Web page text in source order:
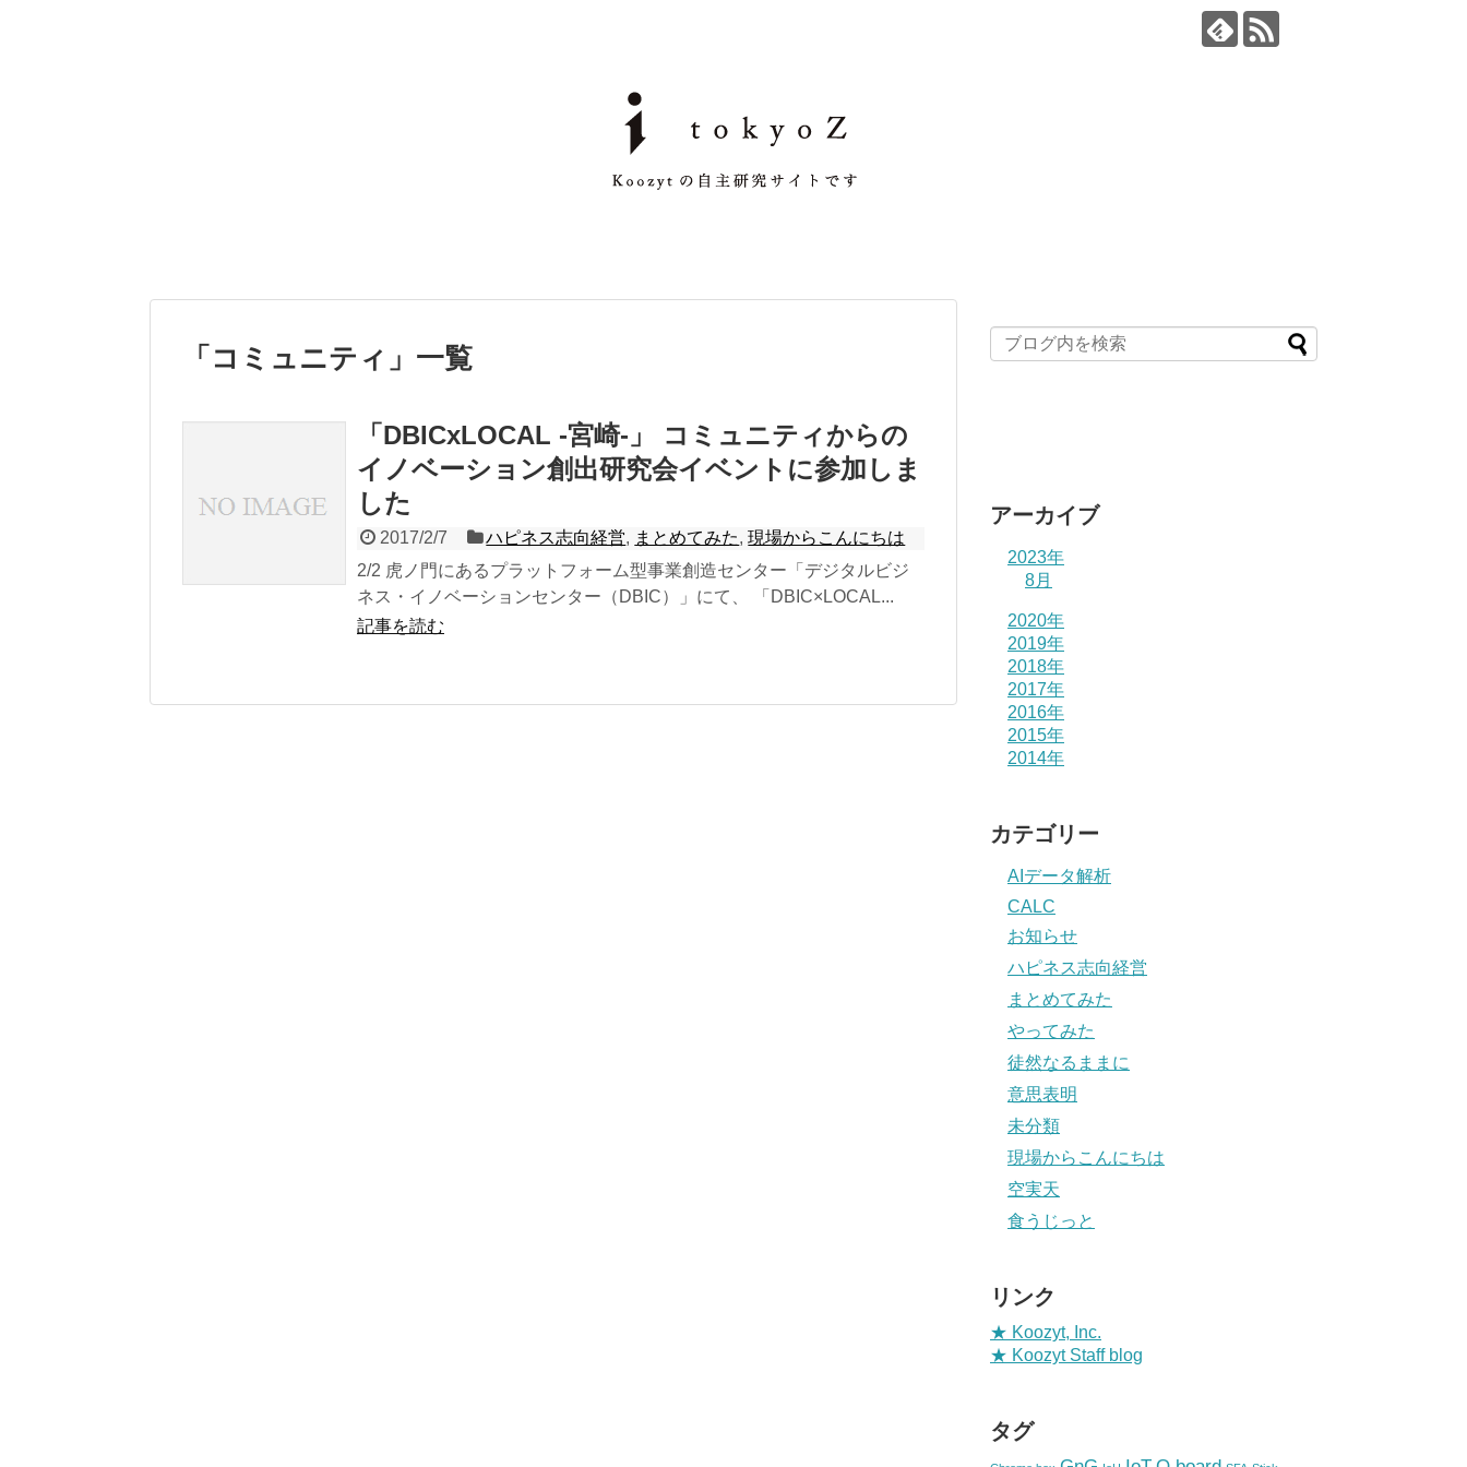
「 コミュニティ 」 一覧
「DBICxLOCAL -宮崎-」 コミュニティからの
イノベーション創出研究会イベントに参加しま
した
2017/2/7 ハピネス志向経営, まとめてみた,現場からこんにちは
2/2 虎ノ門にあるプラットフォーム型事業創造センター「デジタルビジ
ネス・イノベーションセンター（DBIC）」にて、 「DBIC×LOCAL...
記事を読む
アーカイブ
2023年
8月
2020年
2019年
2018年
2017年
2016年
2015年
2014年
カテゴリー
AIデータ解析
CALC
お知らせ
ハピネス志向経営
まとめてみた
やってみた
徒然なるままに
意思表明
未分類
現場からこんにちは
空実天
食うじっと
リンク
★ Koozyt, Inc.
★ Koozyt Staff blog
タグ